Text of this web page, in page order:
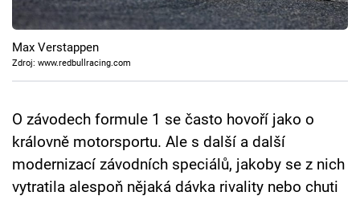
Cool Esport
Pořady
Sledujte prima+
Přihlášení
Max Verstappen
Zdroj: www.redbullracing.com
O závodech formule 1 se často hovoří jako o
královně motorsportu. Ale s další a další
modernizací závodních speciálů, jakoby se z nich
vytratila alespoň nějaká dávka rivality nebo chuti